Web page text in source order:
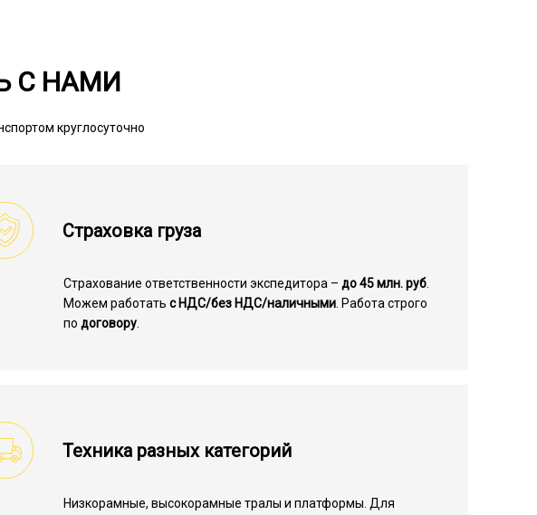
С НАМИ
круглосуточно
Страховка груза
Страхование ответственности экспедитора –до 45 млн. руб
Можем работатьс НДС/без НДС/наличными . Работа строго
подоговору
Техника разных категорий
Низкорамные, высокорамные тралы и платформы. Для